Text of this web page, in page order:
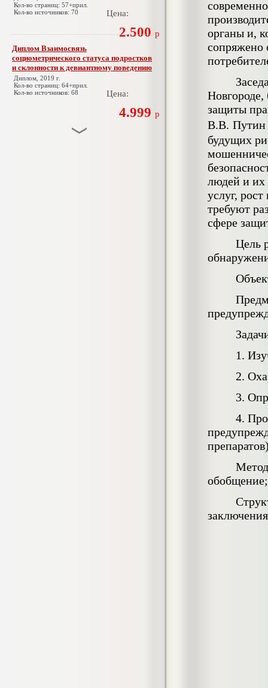
Кол-во страниц: 57+прил.
Кол-во источников: 70
Цена:
2.500 р
Диплом Взаимосвязь
социометрического статуса подростков
и склонности к девиантному поведению
Диплом, 2019 г.
Кол-во страниц: 64+прил.
Кол-во источников: 68
Цена:
4.999 р
органы и,
сопряжено
защиты
В.В. Путин
будущих
людей и их
услуг,
требуют
сфере
Цель
1.
2.
3.
4.